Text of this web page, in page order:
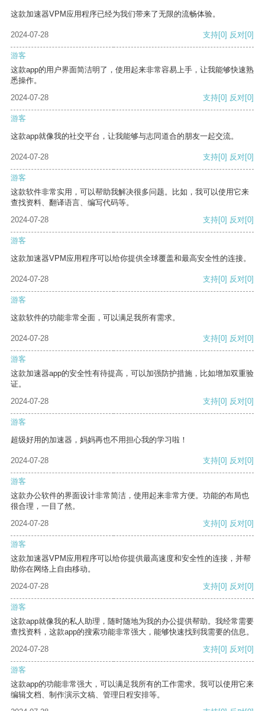
这款加速器VPM应用程序已经为我们带来了无限的流畅体验。
2024-07-28 支持[0] 反对[0]
游客
这款app的用户界面简洁明了，使用起来非常容易上手，让我能够快速熟
悉操作。
2024-07-28
支持[0] 反对[0]
游客
这款app就像我的社交平台，让我能够与志同道合的朋友一起交流。
2024-07-28 支持[0] 反对[0]
游客
这款软件非常实用，可以帮助我解决很多问题。比如，我可以使用它来
查找资料、翻译语言、编写代码等。
2024-07-28
支持[0] 反对[0]
游客
这款加速器VPM应用程序可以给你提供全球覆盖和最高安全性的连接。
2024-07-28 支持[0] 反对[0]
游客
这款软件的功能非常全面，可以满足我所有需求。
2024-07-28 支持[0] 反对[0]
游客
这款加速器app的安全性有待提高，可以加强防护措施，比如增加双重验
证。
2024-07-28
支持[0] 反对[0]
游客
超级好用的加速器，妈妈再也不用担心我的学习啦！
2024-07-28 支持[0] 反对[0]
游客
这款办公软件的界面设计非常简洁，使用起来非常方便。功能的布局也
很合理，一目了然。
2024-07-28
支持[0] 反对[0]
游客
这款加速器VPM应用程序可以给你提供最高速度和安全性的连接，并帮
助你在网络上自由移动。
2024-07-28
支持[0] 反对[0]
游客
这款app就像我的私人助理，随时随地为我的办公提供帮助。我经常需要
查找资料，这款app的搜索功能非常强大，能够快速找到我需要的信息。
2024-07-28
支持[0] 反对[0]
游客
这款app的功能非常强大，可以满足我所有的工作需求。我可以使用它来
编辑文档、制作演示文稿、管理日程安排等。